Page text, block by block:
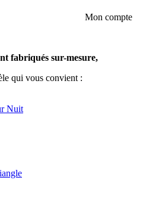
Mon compte
fabriqués sur-mesure,
qui vous convient :
Nuit